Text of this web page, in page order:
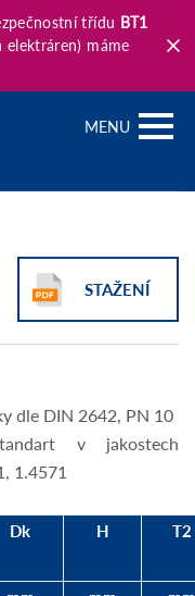
třídu BT1
máme
MENU
STAŽENÍ
dle DIN 2642, PN 10
v jakostech
1.4571
Dk H T2